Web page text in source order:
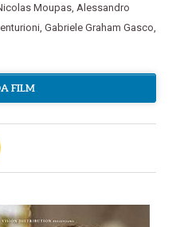
Moupas Alessandro
Gabriele Graham Gasco
FILM